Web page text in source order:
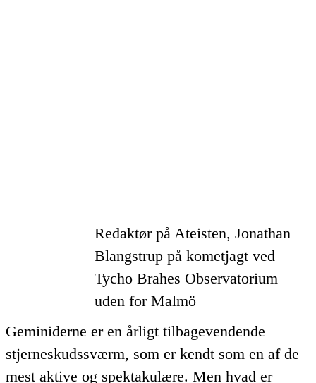
Redaktør på Ateisten, Jonathan
Blangstrup på kometjagt ved
Tycho Brahes Observatorium
uden for Malmö
Geminiderne er en årligt tilbagevendende
stjerneskudssværm, som er kendt som en af de
mest aktive og spektakulære. Men hvad er